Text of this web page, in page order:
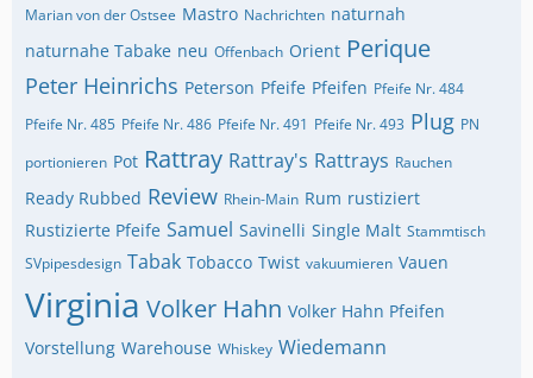
Marian von der Ostsee Mastro Nachrichten naturnah
naturnahe Tabake neu Offenbach Orient Perique
Peter Heinrichs Peterson Pfeife Pfeifen Pfeife Nr. 484
Pfeife Nr. 485 Pfeife Nr. 486 Pfeife Nr. 491 Pfeife Nr. 493 Plug PN
portionieren Pot Rattray Rattray's Rattrays Rauchen
Ready Rubbed Review Rhein-Main Rum rustiziert
Rustizierte Pfeife Samuel Savinelli Single Malt Stammtisch
SVpipesdesign Tabak Tobacco Twist vakuumieren Vauen
Virginia Volker Hahn Volker Hahn Pfeifen
Vorstellung Warehouse Whiskey Wiedemann